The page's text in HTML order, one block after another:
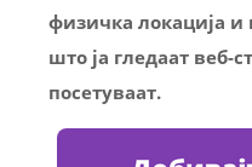
физичка локација и
што ја гледаат веб-
посетуваат.